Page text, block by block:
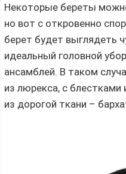
Некоторые береты
но вот с откровенно
берет будет выглядеть
идеальный головной
ансамблей. В таком
из люрекса, с
из дорогой ткани –